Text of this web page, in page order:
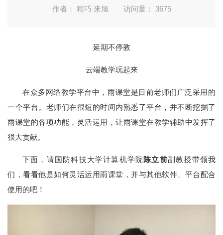
作者： 程巧 来旭
访问量： 3675
延期不停教
云端教学玩起来
在众多网络教学平台中，雨课堂是目前老师们广泛采用的
一个平台。老师们在很短的时间内熟悉了平台，并不断挖掘了
雨课堂的各项功能，灵活运用，让雨课堂在教学辅助中发挥了
很大贡献。
下面，请国防科技大学计算机学院 陈立前副教授带领我
们，看看他是如何灵活运用雨课堂，并与其他软件、平台配合
使用的吧！